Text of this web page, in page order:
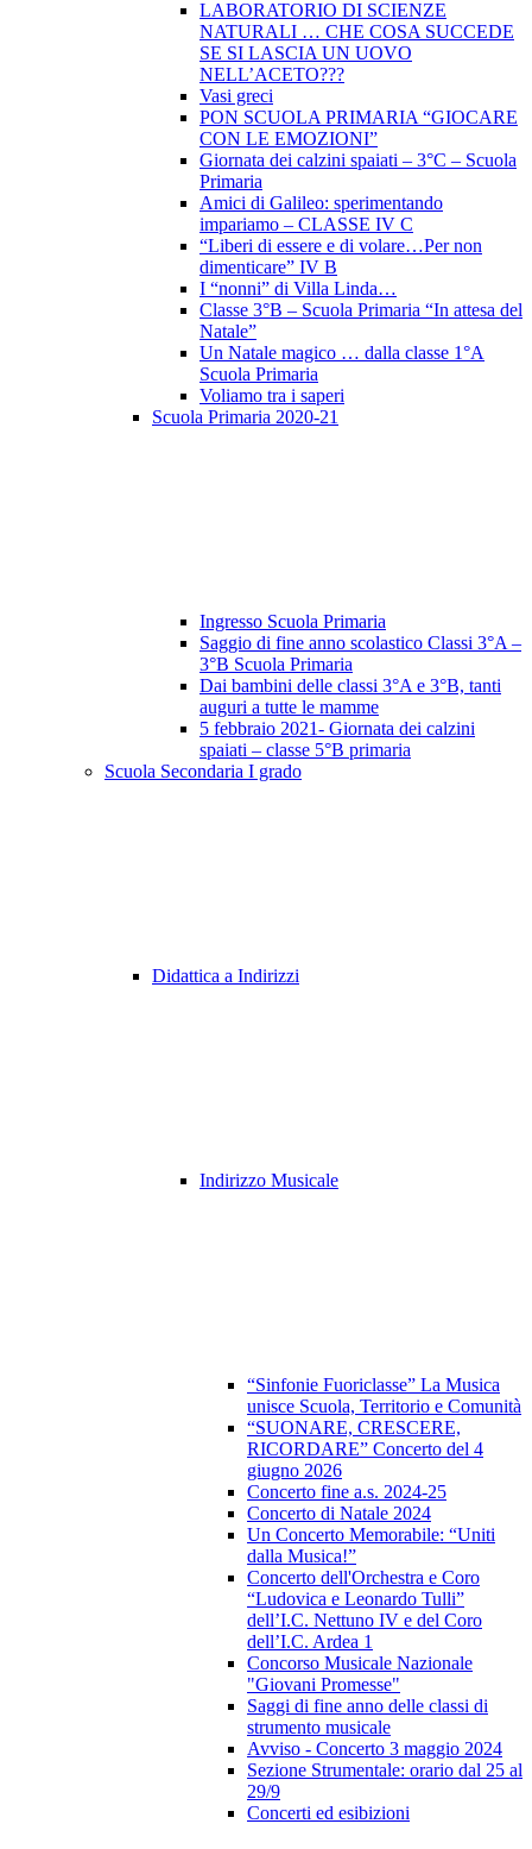
LABORATORIO DI SCIENZE
NATURALI … CHE COSA SUCCEDE
SE SI LASCIA UN UOVO
NELL’ACETO???
Vasi greci
PON SCUOLA PRIMARIA “GIOCARE
CON LE EMOZIONI”
Giornata dei calzini spaiati – 3°C – Scuola
Primaria
Amici di Galileo: sperimentando
impariamo – CLASSE IV C
“Liberi di essere e di volare…Per non
dimenticare” IV B
I “nonni” di Villa Linda…
Classe 3°B – Scuola Primaria “In attesa del
Natale”
Un Natale magico … dalla classe 1°A
Scuola Primaria
Voliamo tra i saperi
Scuola Primaria 2020-21
Ingresso Scuola Primaria
Saggio di fine anno scolastico Classi 3°A –
3°B Scuola Primaria
Dai bambini delle classi 3°A e 3°B, tanti
auguri a tutte le mamme
5 febbraio 2021- Giornata dei calzini
spaiati – classe 5°B primaria
Scuola Secondaria I grado
Didattica a Indirizzi
Indirizzo Musicale
“Sinfonie Fuoriclasse” La Musica
unisce Scuola, Territorio e Comunità
“SUONARE, CRESCERE,
RICORDARE” Concerto del 4
giugno 2026
Concerto fine a.s. 2024-25
Concerto di Natale 2024
Un Concerto Memorabile: “Uniti
dalla Musica!”
Concerto dell'Orchestra e Coro
“Ludovica e Leonardo Tulli”
dell’I.C. Nettuno IV e del Coro
dell’I.C. Ardea 1
Concorso Musicale Nazionale
"Giovani Promesse"
Saggi di fine anno delle classi di
strumento musicale
Avviso - Concerto 3 maggio 2024
Sezione Strumentale: orario dal 25 al
29/9
Concerti ed esibizioni